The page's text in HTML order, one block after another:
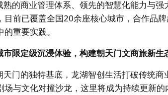
熟的商业管理体系、领先的智慧化能力与
目前已覆盖全国20余座核心城市，合作品
重要实践。
市限定级沉浸体验，构建朝天门文商旅新生
天门的独特基底，龙湖智创生活打破传统
场与文化对撞沙龙，这里将成为持续更新的